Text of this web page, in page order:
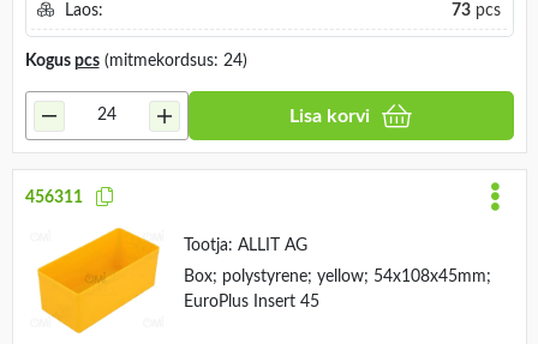
Laos: 73pcs
Kogus pcs(mitmekordsus: 24)
Lisa korvi
456311
Tootja: ALLIT AG
Box; polystyrene; yellow; 54x108x45mm;
EuroPlus Insert 45